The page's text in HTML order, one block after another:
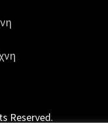
Reserved.